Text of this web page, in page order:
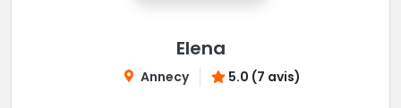
Elena
Annecy 5.0 (7 avis)